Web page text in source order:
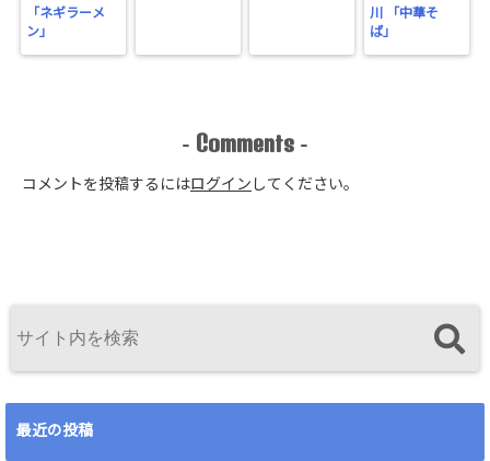
「ネギラーメ
ン」
川 「中華そ
ば」
- Comments -
コメントを投稿するには ログイン してください。
最近の投稿